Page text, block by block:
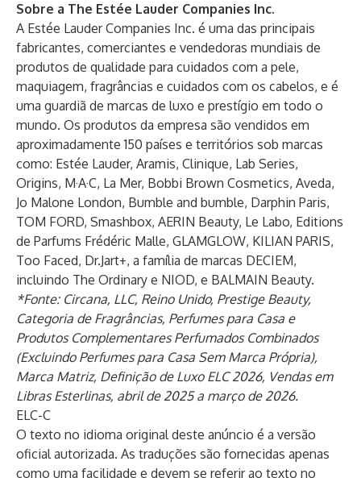
Sobre a The Estée Lauder Companies Inc.
A Estée Lauder Companies Inc. é uma das principais
fabricantes, comerciantes e vendedoras mundiais de
produtos de qualidade para cuidados com a pele,
maquiagem, fragrâncias e cuidados com os cabelos, e é
uma guardiã de marcas de luxo e prestígio em todo o
mundo. Os produtos da empresa são vendidos em
aproximadamente 150 países e territórios sob marcas
como: Estée Lauder, Aramis, Clinique, Lab Series,
Origins, M·A·C, La Mer, Bobbi Brown Cosmetics, Aveda,
Jo Malone London, Bumble and bumble, Darphin Paris,
TOM FORD, Smashbox, AERIN Beauty, Le Labo, Editions
de Parfums Frédéric Malle, GLAMGLOW, KILIAN PARIS,
Too Faced, Dr.Jart+, a família de marcas DECIEM,
incluindo The Ordinary e NIOD, e BALMAIN Beauty.
*Fonte: Circana, LLC, Reino Unido, Prestige Beauty,
Categoria de Fragrâncias, Perfumes para Casa e
Produtos Complementares Perfumados Combinados
(Excluindo Perfumes para Casa Sem Marca Própria),
Marca Matriz, Definição de Luxo ELC 2026, Vendas em
Libras Esterlinas, abril de 2025 a março de 2026.
ELC-C
O texto no idioma original deste anúncio é a versão
oficial autorizada. As traduções são fornecidas apenas
como uma facilidade e devem se referir ao texto no